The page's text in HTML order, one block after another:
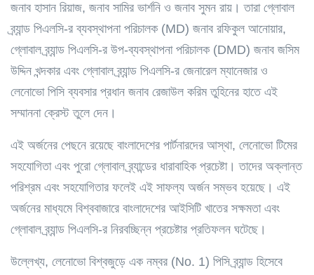
জনাব হাসান রিয়াজ, জনাব সামির ভার্শনি ও জনাব সুমন রায়। তারা গ্লোবাল
ব্র্যান্ড পিএলসি-র ব্যবস্থাপনা পরিচালক (MD) জনাব রফিকুল আনোয়ার,
গ্লোবাল ব্র্যান্ড পিএলসি-র উপ-ব্যবস্থাপনা পরিচালক (DMD) জনাব জসিম
উদ্দিন খন্দকার এবং গ্লোবাল ব্র্যান্ড পিএলসি-র জেনারেল ম্যানেজার ও
লেনোভো পিসি ব্যবসার প্রধান জনাব রেজাউল করিম তুহিনের হাতে এই
সম্মাননা ক্রেস্ট তুলে দেন।
এই অর্জনের পেছনে রয়েছে বাংলাদেশের পার্টনারদের আস্থা, লেনোভো টিমের
সহযোগিতা এবং পুরো গ্লোবাল ব্র্যান্ডের ধারাবাহিক প্রচেষ্টা। তাদের অক্লান্ত
পরিশ্রম এবং সহযোগিতার ফলেই এই সাফল্য অর্জন সম্ভব হয়েছে। এই
অর্জনের মাধ্যমে বিশ্ববাজারে বাংলাদেশের আইসিটি খাতের সক্ষমতা এবং
গ্লোবাল ব্র্যান্ড পিএলসি-র নিরবচ্ছিন্ন প্রচেষ্টার প্রতিফলন ঘটেছে।
উল্লেখ্য, লেনোভো বিশ্বজুড়ে এক নম্বর (No. 1) পিসি ব্র্যান্ড হিসেবে